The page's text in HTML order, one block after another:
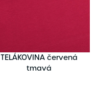
TELÁKOVINA červená
tmavá